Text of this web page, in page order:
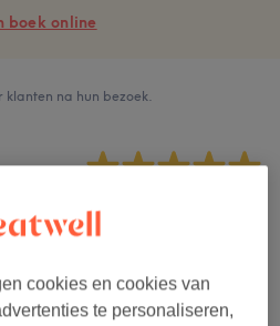
boek online
klanten na hun bezoek.
cookies en cookies van
te personaliseren,